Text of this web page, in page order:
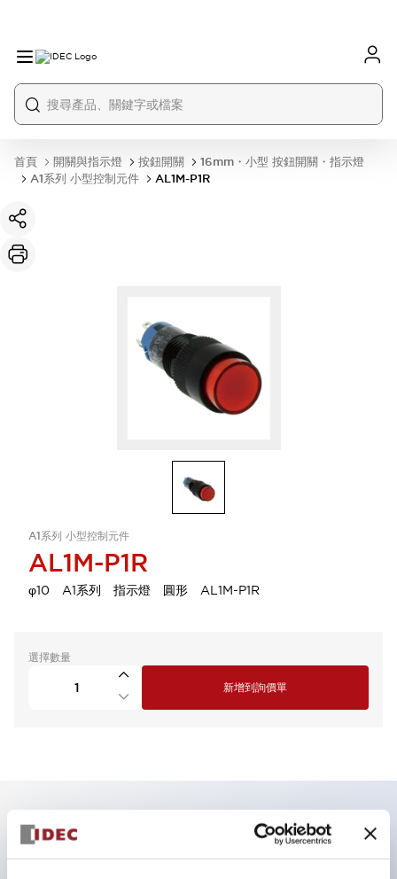
首頁 開關與指示燈 按鈕開關
16mm・小型 按鈕開關・指示燈
A1系列 小型控制元件
AL1M-P1R
A1系列 小型控制元件
AL1M-P1R
φ10 A1系列 指示燈 圓形 AL1M-P1R
選擇數量
新增到詢價單
主要特點